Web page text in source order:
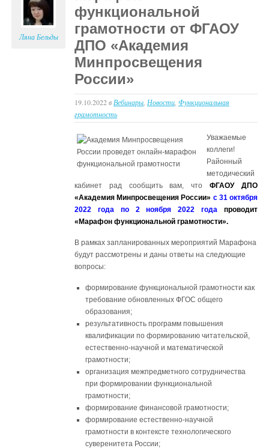
вопросам
цифровой
«Цифровой
триатлон
Ляна Бельды
функциональной
грамотности от ФГАОУ
ДПО «Академия
Минпросвещения
России»
19.10.2022в Вебинары Новости Функциональная
грамотность
Уважаемые
коллеги!
Районный
методический
кабинет рад сообщить вам, чтоФГАОУ ДПО
«Академия Минпросвещения России» с 31 октября
2022 года по 2 ноября 2022 года проводит
«Марафон функциональной грамотности».
В рамках запланированных мероприятий Марафона
будут рассмотрены и даны ответы на следующие
вопросы:
формирование функциональной грамотности как
требование обновленных ФГОС общего
образования;
результативность программ повышения
квалификации по формированию читательской,
естественно-научной и математической
грамотности;
организация межпредметного сотрудничества
при формировании функциональной
грамотности;
формирование финансовой грамотности;
формирование естественно-научной
грамотности в контексте технологического
суверенитета России;